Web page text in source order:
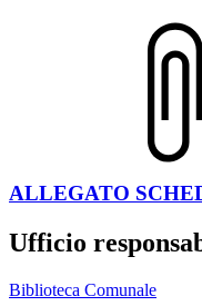
ALLEGATO
Ufficio
Biblioteca Comunale